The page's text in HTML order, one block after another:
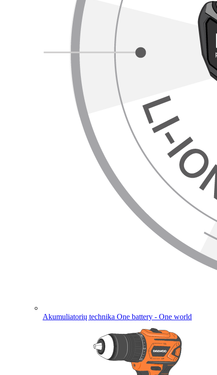
Akumuliatorių technika One battery - One world